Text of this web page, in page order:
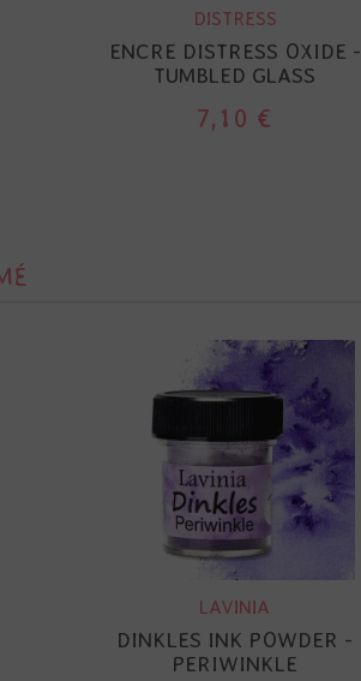
DISTRESS
ENCRE DISTRESS OXIDE -
TUMBLED GLASS
7,10 €
LAVINIA
DINKLES INK POWDER -
PERIWINKLE